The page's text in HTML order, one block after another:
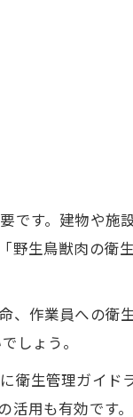
です。建物や施
野生鳥獣肉の衛
、作業員への衛
しょう。
衛生管理ガイド
用も有効です。